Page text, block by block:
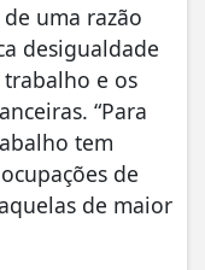
uma razão
desigualdade
e os
“Para
tem
de
de maior